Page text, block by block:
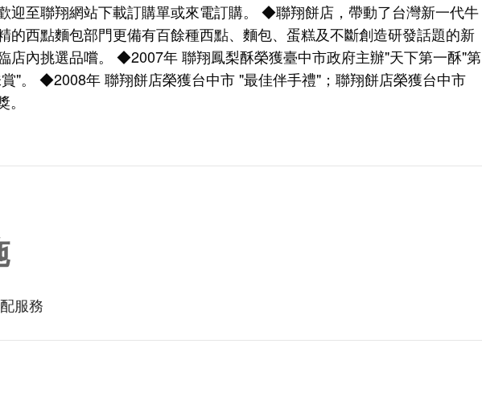
迎至聯翔網站下載訂購單或來電訂購。 ◆聯翔餅店，帶動了台灣新一代牛
的西點麵包部門更備有百餘種西點、麵包、蛋糕及不斷創造研發話題的新
店內挑選品嚐。 ◆2007年 聯翔鳳梨酥榮獲臺中市政府主辦"天下第一酥"第
"。 ◆2008年 聯翔餅店榮獲台中市 "最佳伴手禮"；聯翔餅店榮獲台中市
服務